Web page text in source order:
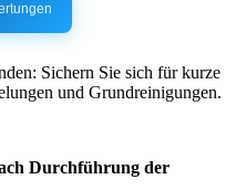
Sichern Sie sich für kurze
und Grundreinigungen.
Durchführung der